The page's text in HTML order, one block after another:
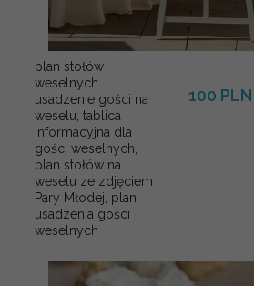
plan stołów
weselnych
usadzenie gości na
weselu, tablica
informacyjna dla
gości weselnych,
plan stołów na
weselu ze zdjęciem
Pary Młodej, plan
usadzenia gości
weselnych
100 PLN